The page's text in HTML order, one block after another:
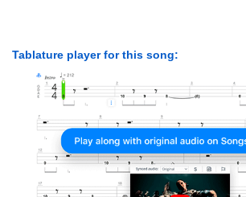
Tablature player for this song: